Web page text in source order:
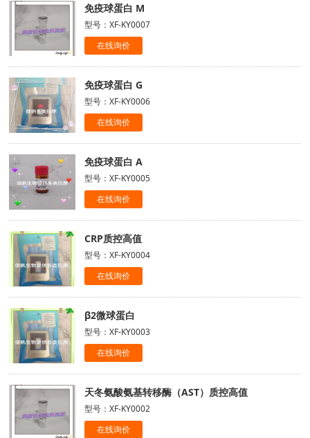
免疫球蛋白 M
型号：XF-KY0007
在线询价
免疫球蛋白 G
型号：XF-KY0006
在线询价
免疫球蛋白 A
型号：XF-KY0005
在线询价
CRP质控高值
型号：XF-KY0004
在线询价
β2微球蛋白
型号：XF-KY0003
在线询价
天冬氨酸氨基转移酶（AST）质控高值
型号：XF-KY0002
在线询价